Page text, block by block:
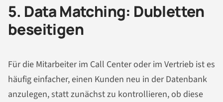
5. Data Matching: Dubletten
beseitigen
Für die Mitarbeiter im Call Center oder im Vertrieb ist es
häufig einfacher, einen Kunden neu in der Datenbank
anzulegen, statt zunächst zu kontrollieren, ob diese